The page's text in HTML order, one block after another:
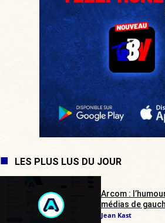
LES PLUS LUS DU JOUR
Arcom :
médias de
Jean Kast